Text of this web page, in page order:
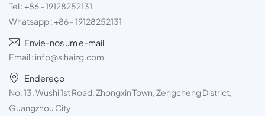
Tel :+86 - 19128252131
Whatsapp :+86 - 19128252131
Envie-nos um e-mail
Email : info@sihaizg.com
Endereço
No. 13, Wushi 1st Road, Zhongxin Town, Zengcheng District,
Guangzhou City